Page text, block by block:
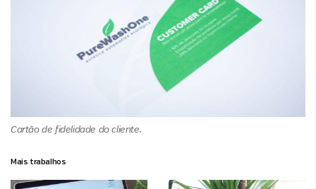
Cartão de fidelidade do cliente.
Mais trabalhos